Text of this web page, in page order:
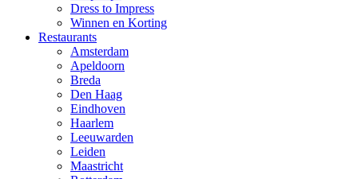
Dress to Impress
Winnen en Korting
Restaurants
Amsterdam
Apeldoorn
Breda
Den Haag
Eindhoven
Haarlem
Leeuwarden
Leiden
Maastricht